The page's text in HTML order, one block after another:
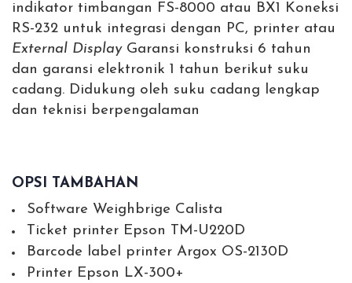
indikator timbangan FS-8000 atau BX1 Koneksi
RS-232 untuk integrasi dengan PC, printer atau
External Display Garansi konstruksi 6 tahun
dan garansi elektronik 1 tahun berikut suku
cadang. Didukung oleh suku cadang lengkap
dan teknisi berpengalaman
OPSI TAMBAHAN
Software Weighbrige Calista
Ticket printer Epson TM-U220D
Barcode label printer Argox OS-2130D
Printer Epson LX-300+